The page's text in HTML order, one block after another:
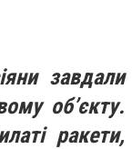
завдали
об’єкту.
ракети,